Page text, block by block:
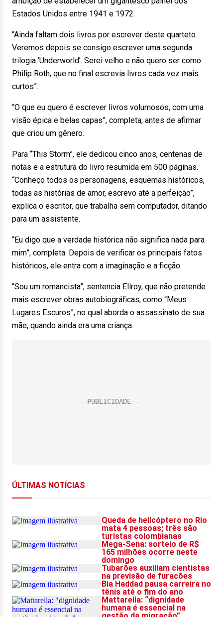
Estados Unidos entre 1941 e 1972.
“Ainda faltam dois livros por escrever deste quarteto.
Veremos depois se consigo escrever uma segunda
trilogia ‘Underworld’. Serei velho e não quero ser como
Philip Roth, que no final escrevia livros cada vez mais
curtos”.
“O que eu quero é escrever livros volumosos, com uma
visão épica e belas capas”, completa, antes de afirmar
que criou um gênero.
Para “This Storm”, ele dedicou cinco anos, centenas de
notas e a estrutura do livro resumida em 500 páginas.
“Conheço todos os personagens, esquemas históricos,
todas as histórias de amor, escrevo até a perfeição”,
explica o escritor, que trabalha sem computador, ditando
para um assistente.
“Eu digo que a verdade histórica não significa nada para
mim”, completa. Depois de verificar os principais fatos
históricos, ele entra com a imaginação e a ficção.
“Sou um romancista”, sentencia Ellroy, que não pretende
mais escrever obras autobiográficas, como “Meus
Lugares Escuros”, no qual aborda o assassinato de sua
mãe, quando ainda era uma criança.